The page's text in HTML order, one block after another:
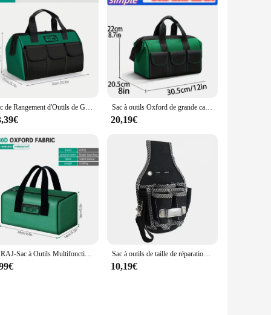
robust construction ensures that your tools are well-
for easy organization and quick access to your tools.
require a reliable storage solution for their tools. The
allows you to store a variety of tools, from small
demand the best. The tool bag is suitable for a wide
choice for businesses looking to equip their
and style, making it a must-have for any
Sac de Rangement d'Outils de Grande Capacité, 13 Pouces, avec Plusieurs Poches Portables, Nouveauté 2024 Sac à outils Oxford de grande capacité amélioré, boîte à outils de stockage d'électricien, grande capacité, épaissie, coronavirus, mise à niveau, 1680D, 23 pouces
20,19€
AIRAJ-Sac à Outils Multifonctionnel pour Électricien, Accessoire Oxford Durable, Épais, de Calcul, de Travail, de Rangement, Portable Sac à outils de taille de réparation d'électricien avec plusieurs poches, grande capacité, Oxford 600D, sac de taille extérieur pour le stockage des outils, organiser
10,19€